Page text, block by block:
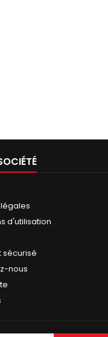
d'utilisation
sécurisé
nous